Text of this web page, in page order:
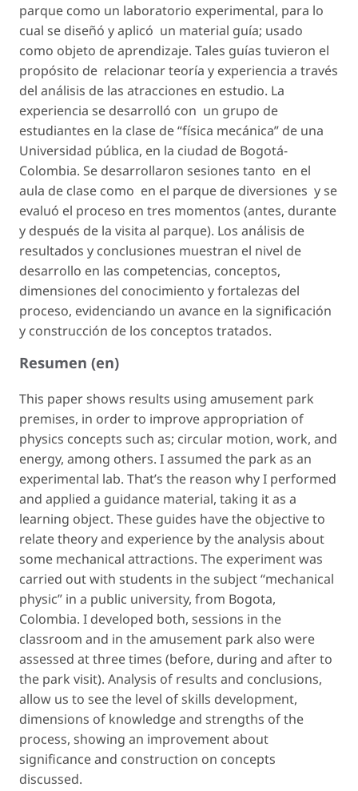
parque como un laboratorio experimental, para lo
cual se diseñó y aplicó un material guía; usado
como objeto de aprendizaje. Tales guías tuvieron el
propósito de relacionar teoría y experiencia a través
del análisis de las atracciones en estudio. La
experiencia se desarrolló con un grupo de
estudiantes en la clase de “física mecánica” de una
Universidad pública, en la ciudad de Bogotá-
Colombia. Se desarrollaron sesiones tanto en el
aula de clase como en el parque de diversiones y se
evaluó el proceso en tres momentos (antes, durante
y después de la visita al parque). Los análisis de
resultados y conclusiones muestran el nivel de
desarrollo en las competencias, conceptos,
dimensiones del conocimiento y fortalezas del
proceso, evidenciando un avance en la significación
y construcción de los conceptos tratados.
Resumen (en)
This paper shows results using amusement park
premises, in order to improve appropriation of
physics concepts such as; circular motion, work, and
energy, among others. I assumed the park as an
experimental lab. That’s the reason why I performed
and applied a guidance material, taking it as a
learning object. These guides have the objective to
relate theory and experience by the analysis about
some mechanical attractions. The experiment was
carried out with students in the subject “mechanical
physic” in a public university, from Bogota,
Colombia. I developed both, sessions in the
classroom and in the amusement park also were
assessed at three times (before, during and after to
the park visit). Analysis of results and conclusions,
allow us to see the level of skills development,
dimensions of knowledge and strengths of the
process, showing an improvement about
significance and construction on concepts
discussed.